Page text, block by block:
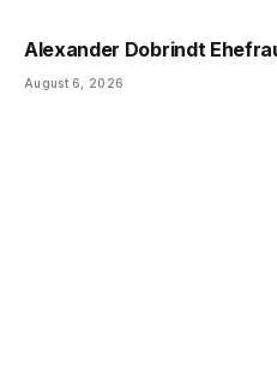
Alexander Dobrindt
August 6, 2026